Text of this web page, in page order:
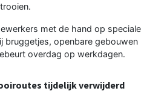
met de hand op speciale
bruggetjes, openbare gebouwen
overdag op werkdagen.
tijdelijk verwijderd